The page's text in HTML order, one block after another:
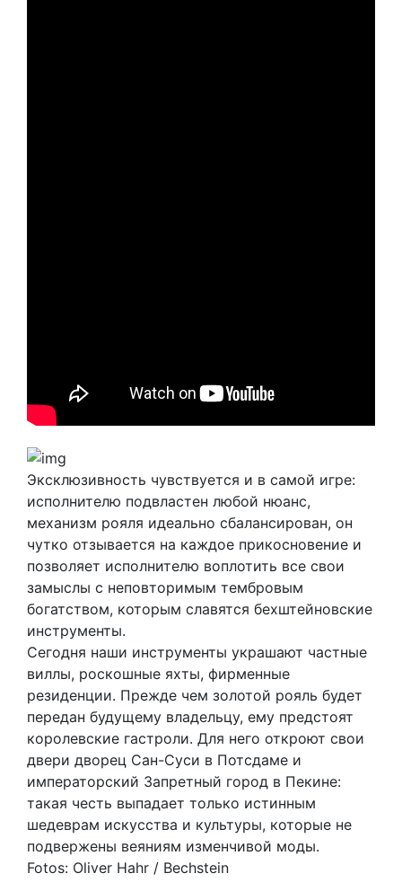
Эксклюзивность чувствуется и в самой игре:
исполнителю подвластен любой нюанс,
механизм рояля идеально сбалансирован, он
чутко отзывается на каждое прикосновение и
позволяет исполнителю воплотить все свои
замыслы с неповторимым тембровым
богатством, которым славятся бехштейновские
инструменты.
Сегодня наши инструменты украшают частные
виллы, роскошные яхты, фирменные
резиденции. Прежде чем золотой рояль будет
передан будущему владельцу, ему предстоят
королевские гастроли. Для него откроют свои
двери дворец Сан-Суси в Потсдаме и
императорский Запретный город в Пекине:
такая честь выпадает только истинным
шедеврам искусства и культуры, которые не
подвержены веяниям изменчивой моды.
Fotos: Oliver Hahr / Bechstein